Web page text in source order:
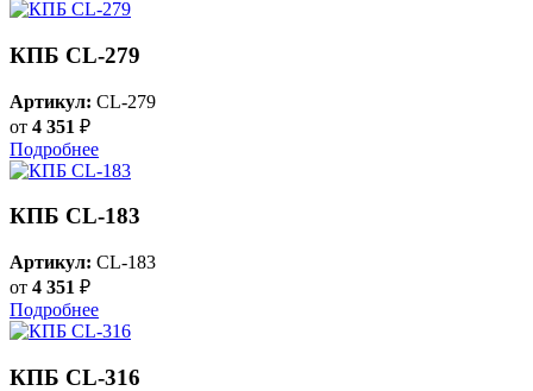
КПБ CL-279
Артикул: CL-279
от 4 351 ₽
Подробнее
КПБ CL-183
Артикул: CL-183
от 4 351 ₽
Подробнее
КПБ CL-316